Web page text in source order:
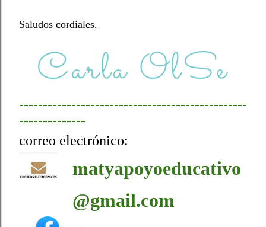
Saludos cordiales.
------------------------------------------------
--------------
correo electrónico:
matyapoyoeducativo
@gmail.com